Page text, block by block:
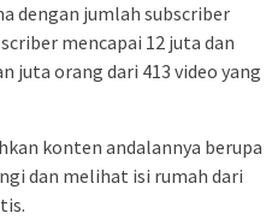
dengan jumlah subscriber
mencapai 12 juta dan
juta orang dari 413 video yang
konten andalannya berupa
dan melihat isi rumah dari